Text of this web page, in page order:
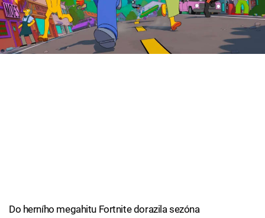
Cool Esport
Pořady
Do herního megahitu Fortnite dorazila sezóna